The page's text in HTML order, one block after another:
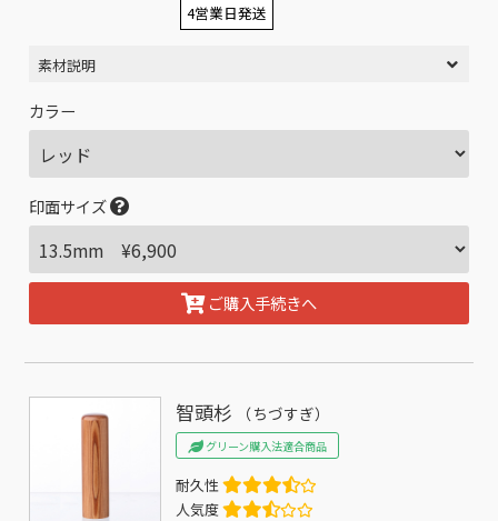
4営業日発送
素材説明
カラー
印面サイズ
ご購入手続きへ
智頭杉 （ちづすぎ）
グリーン購入法適合商品
耐久性
人気度